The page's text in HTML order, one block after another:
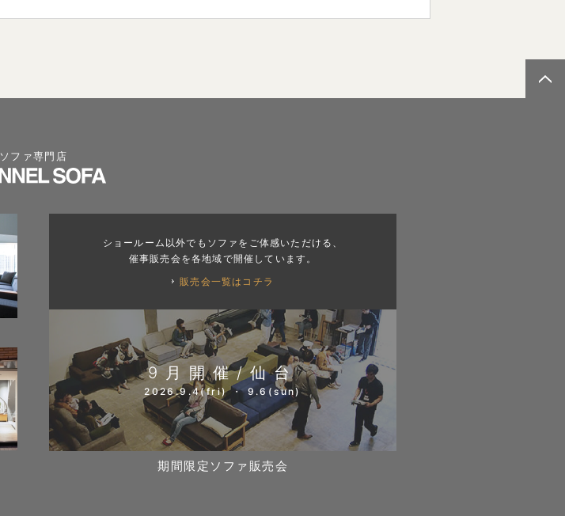
ソファ専門店
ショールーム以外でもソファをご体感いただける、
催事販売会を各地域で開催しています。
販売会一覧はコチラ
9月開催/仙台
2026.9.4(fri) ・ 9.6(sun)
期間限定ソファ販売会